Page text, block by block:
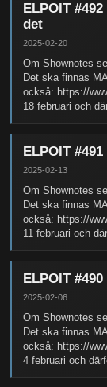
ELPOIT
det
2025-02-20
Om Shownotes
Det ska finnas
också: https://
18 februari och
ELPOIT
2025-02-13
Om Shownotes
Det ska finnas
också: https://
11 februari och
ELPOIT
2025-02-06
Om Shownotes
Det ska finnas
också: https://
4 februari och